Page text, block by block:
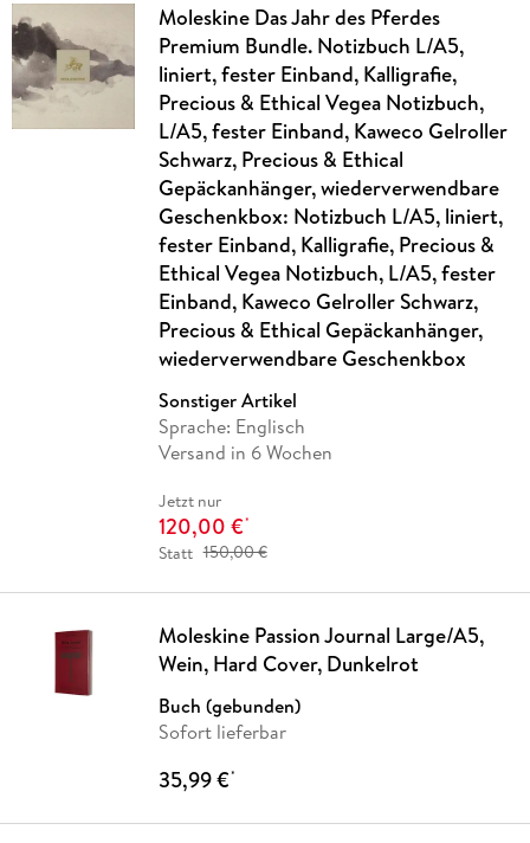
Moleskine Das Jahr des Pferdes
Premium Bundle. Notizbuch L/A5,
liniert, fester Einband, Kalligrafie,
Precious & Ethical Vegea Notizbuch,
L/A5, fester Einband, Kaweco Gelroller
Schwarz, Precious & Ethical
Gepäckanhänger, wiederverwendbare
Geschenkbox: Notizbuch L/A5, liniert,
fester Einband, Kalligrafie, Precious &
Ethical Vegea Notizbuch, L/A5, fester
Einband, Kaweco Gelroller Schwarz,
Precious & Ethical Gepäckanhänger,
wiederverwendbare Geschenkbox
Sonstiger Artikel
Sprache: Englisch
Versand in 6 Wochen
Jetzt nur
120,00 €*
Statt 150,00 €
Moleskine Passion Journal Large/A5,
Wein, Hard Cover, Dunkelrot
Buch (gebunden)
Sofort lieferbar
35,99 €*